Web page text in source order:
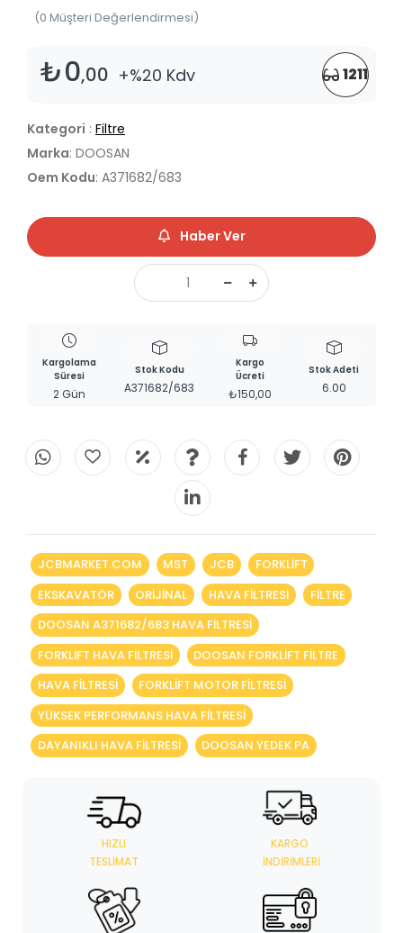
(0 Müşteri Değerlendirmesi)
₺0,00 +%20 Kdv 1211
Kategori : Filtre
Marka: DOOSAN
Oem Kodu: A371682/683
Haber Ver
Kargolama
Süresi
2 Gün
Stok Kodu
A371682/683
Kargo
Ücreti
₺150,00
Stok Adeti
6.00
JCBMARKET.COM MST JCB
FORKLIFT
EKSKAVATÖR
ORIJINAL HAVA FILTRESI
FILTRE
DOOSAN A371682/683 HAVA FILTRESI
FORKLIFT HAVA FILTRESI
DOOSAN FORKLIFT FILTRE
HAVA FILTRESI
FORKLIFT MOTOR FILTRESI
YÜKSEK PERFORMANS HAVA FILTRESI
DAYANIKLI HAVA FILTRESI
DOOSAN YEDEK PA
HIZLI
TESLIMAT
KARGO
İNDIRIMLERI